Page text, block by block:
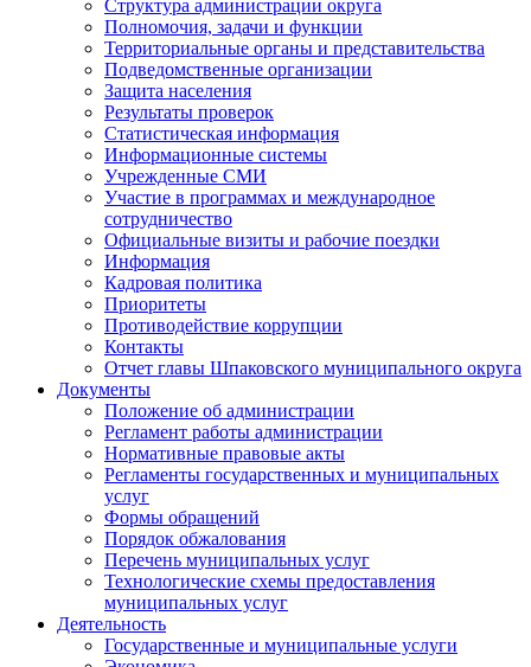
Структура администрации округа
Полномочия, задачи и функции
Территориальные органы и представительства
Подведомственные организации
Защита населения
Результаты проверок
Статистическая информация
Информационные системы
Учрежденные СМИ
Участие в программах и международное
сотрудничество
Официальные визиты и рабочие поездки
Информация
Кадровая политика
Приоритеты
Противодействие коррупции
Контакты
Отчет главы Шпаковского муниципального округа
Документы
Положение об администрации
Регламент работы администрации
Нормативные правовые акты
Регламенты государственных и муниципальных
услуг
Формы обращений
Порядок обжалования
Перечень муниципальных услуг
Технологические схемы предоставления
муниципальных услуг
Деятельность
Государственные и муниципальные услуги